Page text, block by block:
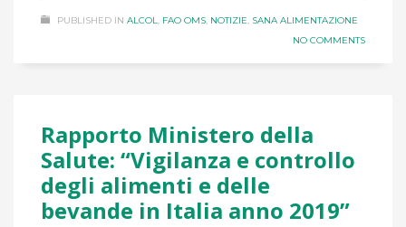
PUBLISHED IN ALCOL, FAO OMS, NOTIZIE, SANA ALIMENTAZIONE
NO COMMENTS
Rapporto Ministero della
Salute: “Vigilanza e controllo
degli alimenti e delle
bevande in Italia anno 2019”